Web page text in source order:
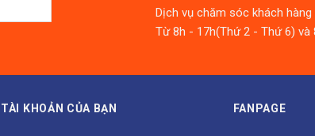
Dịch vụ chăm sóc khách hàng
Từ 8h - 17h(Thứ 2 - Thứ 6) và
TÀI KHOẢN CỦA BẠN FANPAGE